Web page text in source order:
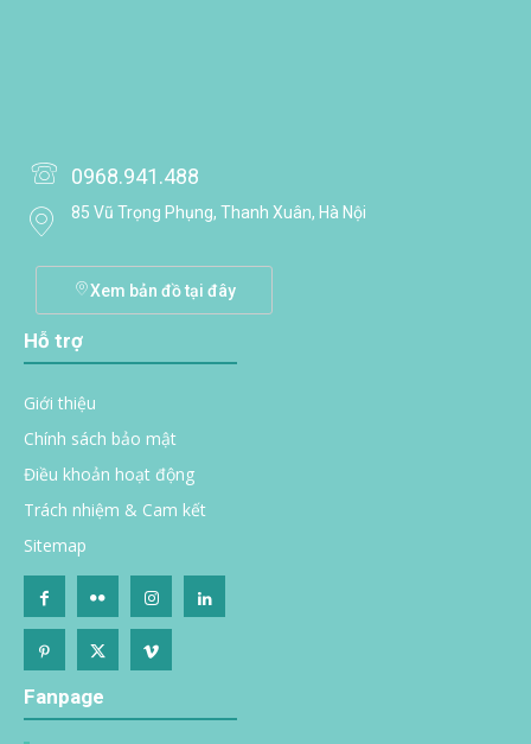
0968.941.488
85 Vũ Trọng Phụng, Thanh Xuân, Hà Nội
Xem bản đồ tại đây
Hỗ trợ
Giới thiệu
Chính sách bảo mật
Điều khoản hoạt động
Trách nhiệm & Cam kết
Sitemap
Fanpage